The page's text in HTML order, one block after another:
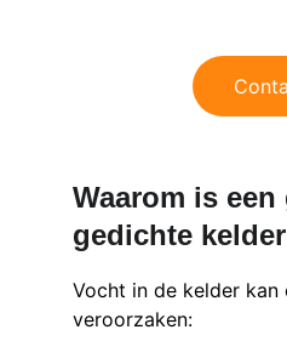
Waarom is een
gedichte
Vocht in de kelder kan
veroorzaken: